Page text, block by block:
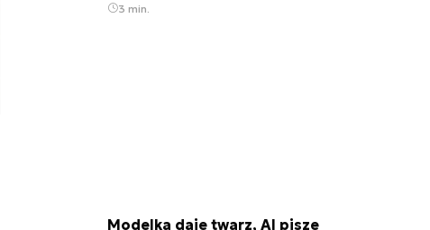
3 min.
Modelka daje twarz, AI pisze